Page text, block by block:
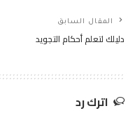
المقال السابق
دليلك لتعلم أحكام التجويد
اترك رد